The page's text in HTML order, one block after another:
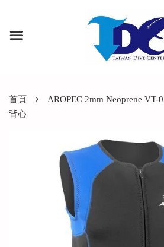
首頁 ›
AROPEC 2mm Neoprene
背心